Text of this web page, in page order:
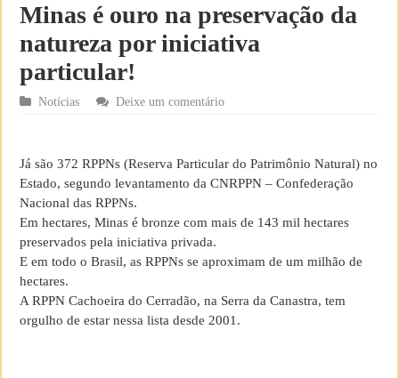
Minas é ouro na preservação da
natureza por iniciativa
particular!
Notícias Deixe um comentário
Já são 372 RPPNs (Reserva Particular do Patrimônio Natural) no
Estado, segundo levantamento da CNRPPN – Confederação
Nacional das RPPNs.
Em hectares, Minas é bronze com mais de 143 mil hectares
preservados pela iniciativa privada.
E em todo o Brasil, as RPPNs se aproximam de um milhão de
hectares.
A RPPN Cachoeira do Cerradão, na Serra da Canastra, tem
orgulho de estar nessa lista desde 2001.